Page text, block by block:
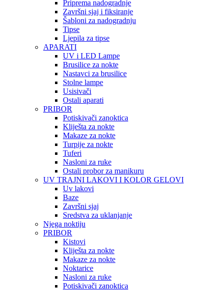
Priprema nadogradnje
Završni sjaj i fiksiranje
Šabloni za nadogradnju
Tipse
Ljepila za tipse
APARATI
UV i LED Lampe
Brusilice za nokte
Nastavci za brusilice
Stolne lampe
Usisivači
Ostali aparati
PRIBOR
Potiskivači zanoktica
Kliješta za nokte
Makaze za nokte
Turpije za nokte
Tuferi
Nasloni za ruke
Ostali probor za manikuru
UV TRAJNI LAKOVI I KOLOR GELOVI
Uv lakovi
Baze
Završni sjaj
Sredstva za uklanjanje
Njega noktiju
PRIBOR
Kistovi
Kliješta za nokte
Makaze za nokte
Noktarice
Nasloni za ruke
Potiskivači zanoktica